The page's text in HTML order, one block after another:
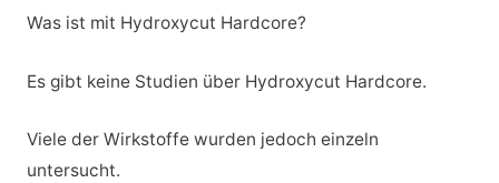
Was ist mit Hydroxycut Hardcore?
Es gibt keine Studien über Hydroxycut Hardcore.
Viele der Wirkstoffe wurden jedoch einzeln
untersucht.